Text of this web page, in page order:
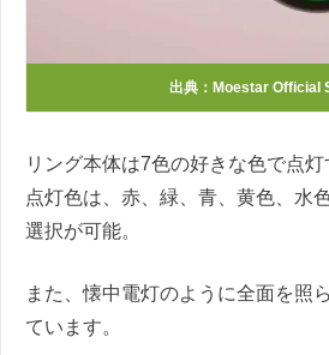
出典： Moestar Official
リング本体は7色の好きな色で点灯
点灯色は、赤、緑、青、黄色、水
選択が可能。
また、懐中電灯のように全面を照
ています。